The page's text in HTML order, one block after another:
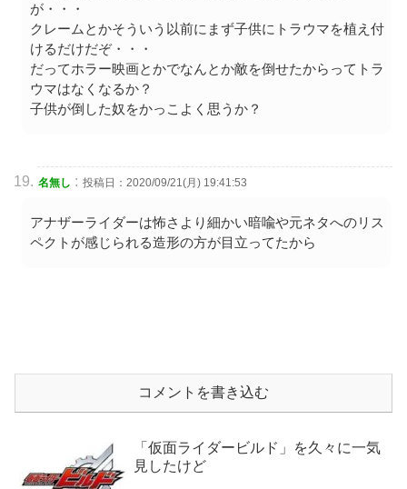
が・・・
クレームとかそういう以前にまず子供にトラウマを植え付
けるだけだぞ・・・
だってホラー映画とかでなんとか敵を倒せたからってトラ
ウマはなくなるか？
子供が倒した奴をかっこよく思うか？
名無し : 投稿日：2020/09/21(月) 19:41:53
アナザーライダーは怖さより細かい暗喩や元ネタへのリス
ペクトが感じられる造形の方が目立ってたから
コメントを書き込む
「仮面ライダービルド」を久々に一気
見したけど